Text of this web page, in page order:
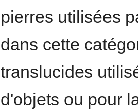
pierres utilisées
dans cette
translucides
d'objets ou pour